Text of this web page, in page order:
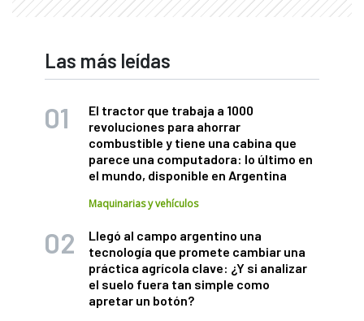
Las más leídas
El tractor que trabaja a 1000
revoluciones para ahorrar
combustible y tiene una cabina que
parece una computadora: lo último en
el mundo, disponible en Argentina
Maquinarias y vehículos
Llegó al campo argentino una
tecnología que promete cambiar una
práctica agrícola clave: ¿Y si analizar
el suelo fuera tan simple como
apretar un botón?